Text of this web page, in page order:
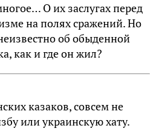
О их заслугах перед
на полях сражений. Но
об обыденной
как и где он жил?
казаков, совсем не
или украинскую хату.